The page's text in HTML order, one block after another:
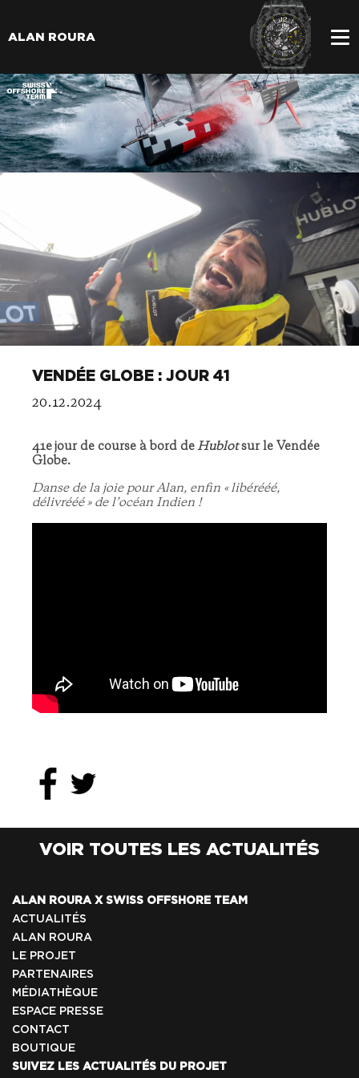
ALAN ROURA
VENDÉE GLOBE : JOUR 41
20.12.2024
41e jour de course à bord deHublotsur le Vendée
Globe.
Danse de la joie pour Alan, enfin « libérééé,
délivrééé » de l’océan Indien !
VOIR TOUTES LES ACTUALITÉS
ALAN ROURA X SWISS OFFSHORE TEAM
ACTUALITÉS
ALAN ROURA
LE PROJET
PARTENAIRES
MÉDIATHÈQUE
ESPACE PRESSE
CONTACT
BOUTIQUE
SUIVEZ LES ACTUALITÉS DU PROJET